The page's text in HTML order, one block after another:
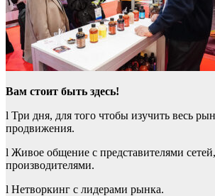
Вам стоит быть здесь!
l Три дня, для того чтобы изучить весь
продвижения.
l Живое общение с представителями
производителями.
l Нетворкинг с лидерами рынка.